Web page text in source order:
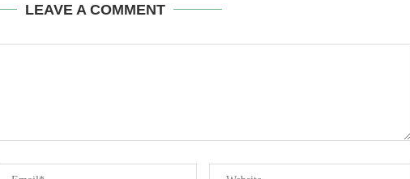
LEAVE A COMMENT